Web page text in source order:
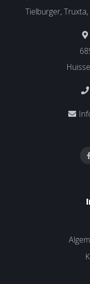
Tielburger,